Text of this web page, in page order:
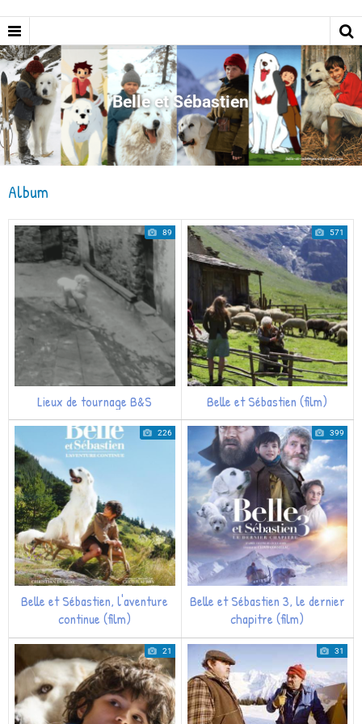
Belle et Sébastien
Album
89
Lieux de tournage B&S
571
Belle et Sébastien (film)
226
Belle et Sébastien, l'aventure
continue (film)
399
Belle et Sébastien 3, le dernier
chapitre (film)
21 31